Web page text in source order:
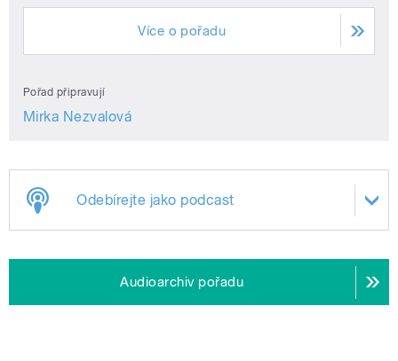
Více o pořadu
Pořad připravují
Mirka Nezvalová
Odebírejte jako podcast
Audioarchiv pořadu